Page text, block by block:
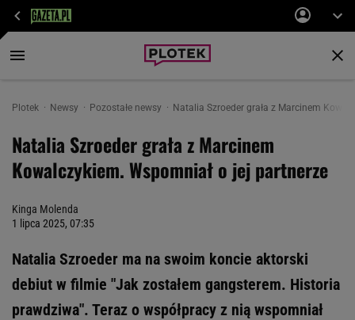
Plotek Newsy Pozostałe newsy Natalia Szroeder grała z Marcinem
Natalia Szroeder grała z Marcinem
Kowalczykiem. Wspomniał o jej partnerze
Kinga Molenda
1 lipca 2025, 07:35
Natalia Szroeder ma na swoim koncie aktorski
debiut w filmie "Jak zostałem gangsterem. Historia
prawdziwa". Teraz o współpracy z nią wspomniał